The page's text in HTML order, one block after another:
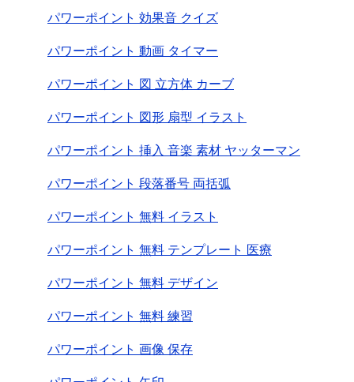
パワーポイント 効果音 クイズ
パワーポイント 動画 タイマー
パワーポイント 図 立方体 カーブ
パワーポイント 図形 扇型 イラスト
パワーポイント 挿入 音楽 素材 ヤッターマン
パワーポイント 段落番号 両括弧
パワーポイント 無料 イラスト
パワーポイント 無料 テンプレート 医療
パワーポイント 無料 デザイン
パワーポイント 無料 練習
パワーポイント 画像 保存